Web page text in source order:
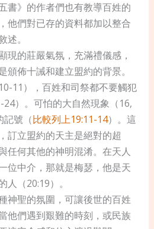
書》的作者們也有教導百姓的
他們對已存的資料都加以整合
。
現的莊嚴氣氛，充滿禮儀感，
頒佈十誡和建立盟約的背景。
11），百姓和司祭都不要觸犯
）。可怕的大自然現象（16,
記號（比較列上19:11-14）。這
訂立盟約的天主是絕對的超
任何其他的神明混淆。在天人
位中介，那就是梅瑟，他是天
（20:19）。
神聖的氛圍，可讓後世的百姓
他們遇到艱難的時刻，或民族